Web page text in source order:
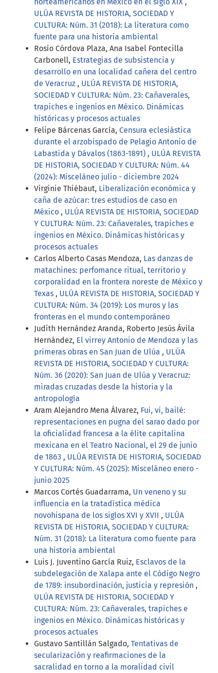
ULÚA REVISTA DE HISTORIA, SOCIEDAD Y
CULTURA: Núm. 31 (2018): La literatura como
fuente para una historia ambiental
Rosío Córdova Plaza, Ana Isabel Fontecilla
Carbonell, Estrategias de subsistencia y
desarrollo en una localidad cañera del centro
de Veracruz , ULÚA REVISTA DE HISTORIA,
SOCIEDAD Y CULTURA: Núm. 23: Cañaverales,
trapiches e ingenios en México. Dinámicas
históricas y procesos actuales
Felipe Bárcenas García, Censura eclesiástica
durante el arzobispado de Pelagio Antonio de
Labastida y Dávalos (1863-1891) , ULÚA REVISTA
DE HISTORIA, SOCIEDAD Y CULTURA: Núm. 44
(2024): Misceláneo julio - diciembre 2024
Virginie Thiébaut, Liberalización económica y
caña de azúcar: tres estudios de caso en
México , ULÚA REVISTA DE HISTORIA, SOCIEDAD
Y CULTURA: Núm. 23: Cañaverales, trapiches e
ingenios en México. Dinámicas históricas y
procesos actuales
Carlos Alberto Casas Mendoza, Las danzas de
matachines: perfomance ritual, territorio y
corporalidad en la frontera noreste de México y
Texas , ULÚA REVISTA DE HISTORIA, SOCIEDAD Y
CULTURA: Núm. 34 (2019): Los muros y las
fronteras en el mundo contemporáneo
Judith Hernández Aranda, Roberto Jesús Ávila
Hernández, El virrey Antonio de Mendoza y las
primeras obras en San Juan de Ulúa , ULÚA
REVISTA DE HISTORIA, SOCIEDAD Y CULTURA:
Núm. 36 (2020): San Juan de Ulúa y Veracruz:
miradas cruzadas desde la historia y la
antropología
Aram Alejandro Mena Álvarez, Fui, vi, bailé:
representaciones en pugna del sarao dado por
la oficialidad francesa a la élite capitalina
mexicana en el Teatro Nacional, el 29 de junio
de 1863 , ULÚA REVISTA DE HISTORIA, SOCIEDAD
Y CULTURA: Núm. 45 (2025): Misceláneo enero -
junio 2025
Marcos Cortés Guadarrama, Un veneno y su
influencia en la tratadística médica
novohispana de los siglos XVI y XVII , ULÚA
REVISTA DE HISTORIA, SOCIEDAD Y CULTURA:
Núm. 31 (2018): La literatura como fuente para
una historia ambiental
Luis J. Juventino García Ruiz, Esclavos de la
subdelegación de Xalapa ante el Código Negro
de 1789: insubordinación, justicia y represión ,
ULÚA REVISTA DE HISTORIA, SOCIEDAD Y
CULTURA: Núm. 23: Cañaverales, trapiches e
ingenios en México. Dinámicas históricas y
procesos actuales
Gustavo Santillán Salgado, Tentativas de
secularización y reafirmaciones de la
sacralidad en torno a la moralidad civil